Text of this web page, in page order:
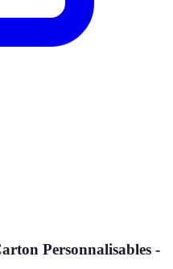
Personnalisables -